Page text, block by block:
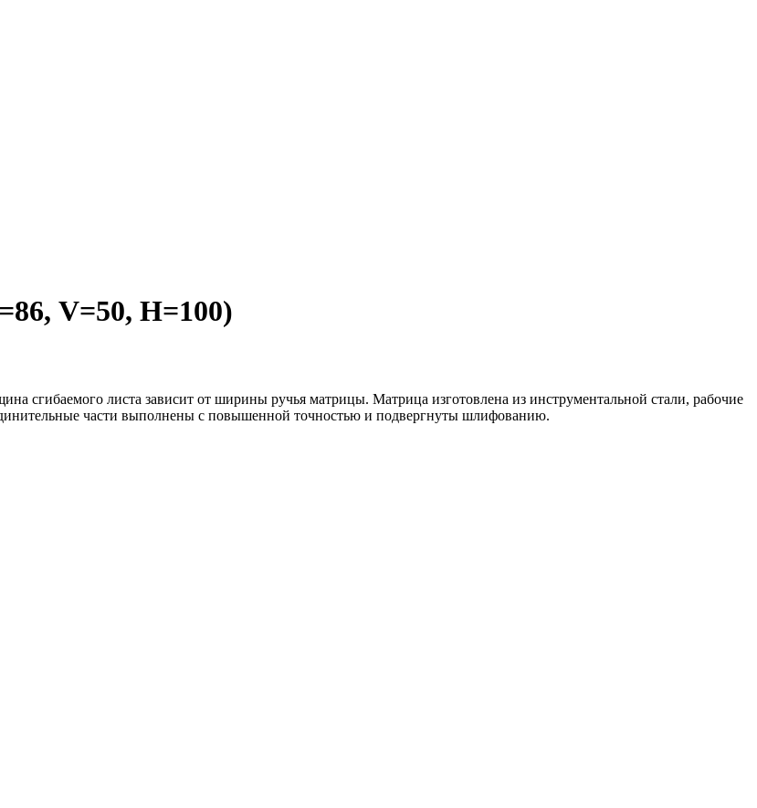
V=50, H=100)
сгибаемого листа зависит от ширины ручья матрицы. Матрица изготовлена из инструментальной стали, рабочие
части выполнены с повышенной точностью и подвергнуты шлифованию.